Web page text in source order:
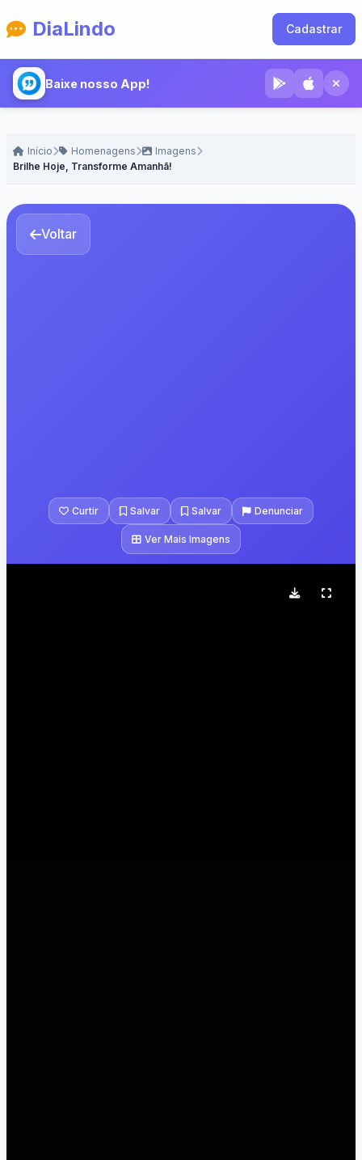
DiaLindo Cadastrar
Baixe nosso App!
Início Homenagens
Imagens
Brilhe Hoje, Transforme Amanhã!
Voltar
Curtir Salvar Salvar Denunciar
Ver Mais Imagens